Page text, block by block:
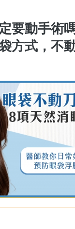
要動手術
方式，不